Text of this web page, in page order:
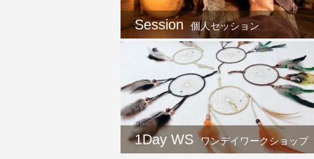
Session 個人セッション
1Day WS ワンデイワークショップ